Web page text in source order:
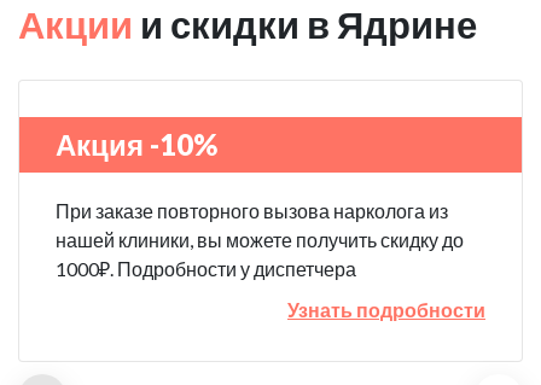
Акции и скидки в Ядрине
Акция -10%
При заказе повторного вызова нарколога из
нашей клиники, вы можете получить скидку до
1000₽. Подробности у диспетчера
Узнать подробности